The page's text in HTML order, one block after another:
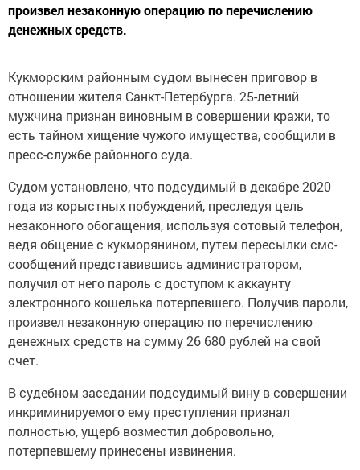
произвел незаконную операцию по перечислению
денежных средств.
Кукморским районным судом вынесен приговор в
отношении жителя Санкт-Петербурга. 25-летний
мужчина признан виновным в совершении кражи, то
есть тайном хищение чужого имущества, сообщили в
пресс-службе районного суда.
Судом установлено, что подсудимый в декабре 2020
года из корыстных побуждений, преследуя цель
незаконного обогащения, используя сотовый телефон,
ведя общение с кукморянином, путем пересылки смс-
сообщений представившись администратором,
получил от него пароль с доступом к аккаунту
электронного кошелька потерпевшего. Получив пароли,
произвел незаконную операцию по перечислению
денежных средств на сумму 26 680 рублей на свой
счет.
В судебном заседании подсудимый вину в совершении
инкриминируемого ему преступления признал
полностью, ущерб возместил добровольно,
потерпевшему принесены извинения.